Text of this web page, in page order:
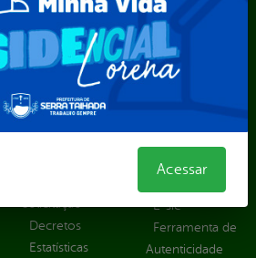
de Trânsito e Transportes de Serra
e Controle
E-sic
Solicitação
Decretos
Estatísticas
Outros
Serviços
Carta de
E-sic
Ferramenta de
Autenticidade
Acessar